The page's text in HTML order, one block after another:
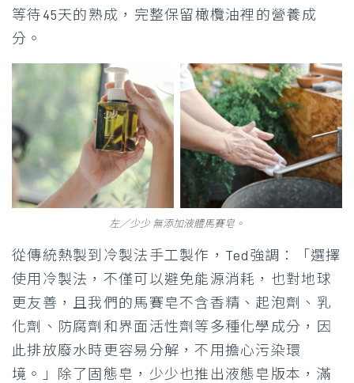
等待45天的熟成，完整保留橄欖油裡的營養成
分。
左／少少 無添加液體馬賽皂。
從傳統熱製到冷製法手工製作，Ted強調：「選擇
使用冷製法，不僅可以避免能源消耗，也對地球
更友善，且我們的馬賽皂不含香精、起泡劑、乳
化劑、防腐劑和界面活性劑等多種化學成分，因
此排放廢水時更容易分解，不用擔心污染環
境。」除了固態皂，少少也推出液態皂版本，滿